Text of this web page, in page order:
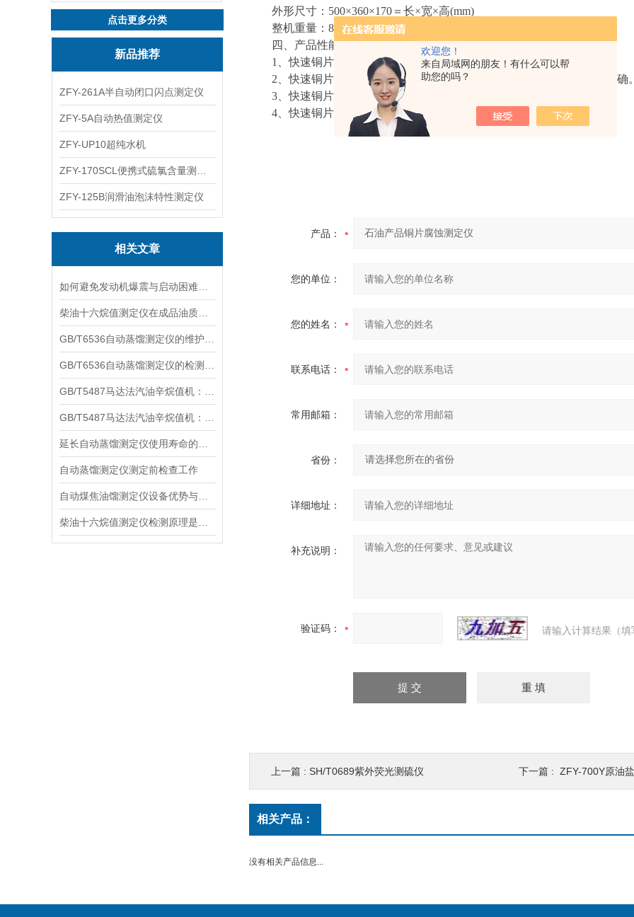
欢迎您！
来自局域网的朋友！有什么可以帮
助您的吗？
点击更多分类
新品推荐
ZFY-261A半自动闭口闪点测定仪
ZFY-5A自动热值测定仪
ZFY-UP10超纯水机
ZFY-125B润滑油泡沫特性测定仪
相关文章
自动蒸馏测定仪测定前检查工作
外形尺寸：500×360×170＝长×宽×高(mm)
整机重量：8Kg
四、产品性能及特点：
1、快速铜片腐蚀试验仪采用电热管加热方式，加热速度快。
2、快速铜片腐蚀试验仪装有数显温度控制器，温度显示直观，控温准确
3、快速铜片腐蚀试验仪采用不锈钢壳体，不易锈蚀，寿命长。
4、快速铜片腐蚀试验仪可同时做四个样。
产品：
您的单位：
您的姓名：
联系电话：
常用邮箱：
省份：
详细地址：
补充说明：
验证码： 请输入计算结果（
上一篇 : SH/T0689紫外荧光测硫仪 下一篇 : ZFY-700Y原油
相关产品：
没有相关产品信息...